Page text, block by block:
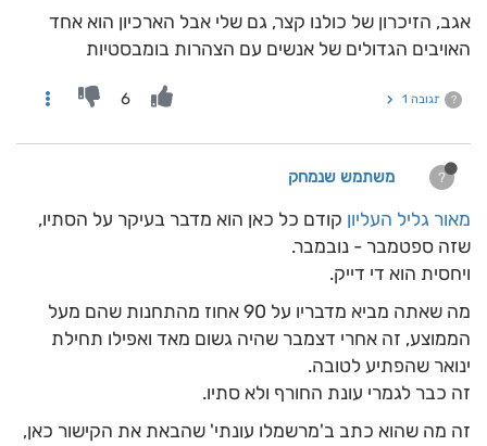
אגב, הזיכרון של כולנו קצר, גם שלי אבל הארכיון הוא אחד
האויבים הגדולים של אנשים עם הצהרות בומבסטיות
? תגובה 1 6
? משתמש שנמחק
מאור גליל העליון קודם כל כאן הוא מדבר בעיקר על הסתיו,
שזה ספטמבר - נובמבר.
ויחסית הוא די דייק.
מה שאתה מביא מדבריו על 90 אחוז מהתחנות שהם מעל
הממוצע, זה אחרי דצמבר שהיה גשום מאד ואפילו תחילת
ינואר שהפתיע לטובה.
זה כבר לגמרי עונת החורף ולא סתיו.
זה מה שהוא כתב ב'מרשמלו עונתי' שהבאת את הקישור כאן,